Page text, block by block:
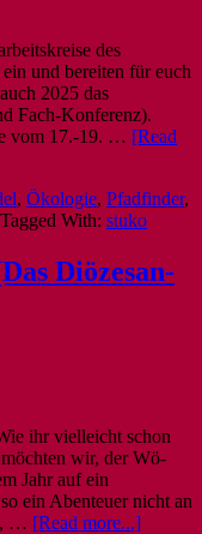
des
und bereiten für euch
2025 das
Fach-Konferenz).
vom 17.-19. … [Read
, Ökologie, Pfadfinder,
Tagged With: stuko
Diözesan-
ihr vielleicht schon
wir, der Wö-
Jahr auf ein
ein Abenteuer nicht an
… [Read more...]